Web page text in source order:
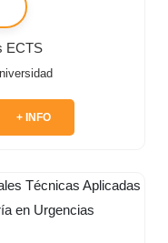
ECTS
+ INFO